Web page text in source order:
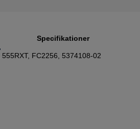
FC2256, 5374108-02
Specifikationer